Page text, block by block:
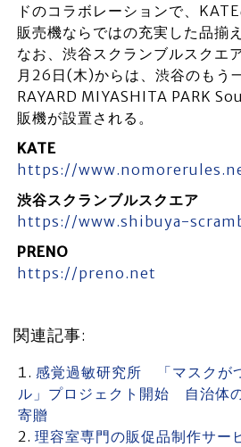
ドのコラボレーションで、
販売機ならではの充実した品揃
なお、渋谷スクランブルスクエ
月26日(木)からは、渋谷のもう
RAYARD MIYASHITA PARK
販機が設置される。
KATE
https://
渋谷スクランブルスクエア
https://www.shibuya-
PRENO
https://preno.net
関連記事:
感覚過敏研究所 「マスクが
ル」プロジェクト開始 自治体
寄贈
理容室専門の販促品制作サ